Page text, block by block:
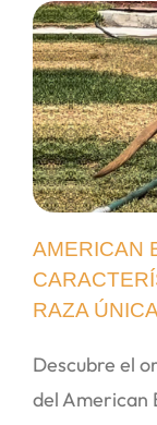
AMERICAN
RAZA ÚNICA
Descubre el
del American